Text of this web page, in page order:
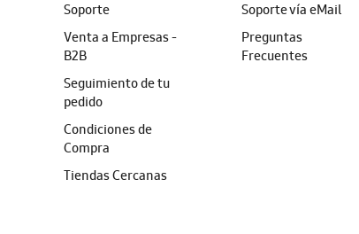
Soporte
Venta a Empresas -
B2B
Seguimiento de tu
pedido
Condiciones de
Compra
Tiendas Cercanas
Soporte vía eMail
Preguntas
Frecuentes